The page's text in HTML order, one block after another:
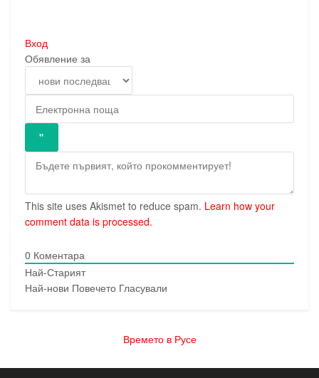
Вход
Обявление за
This site uses Akismet to reduce spam. Learn how your
comment data is processed.
0 Коментара
Най-Старият
Най-нови Повечето Гласували
Времето в Русе